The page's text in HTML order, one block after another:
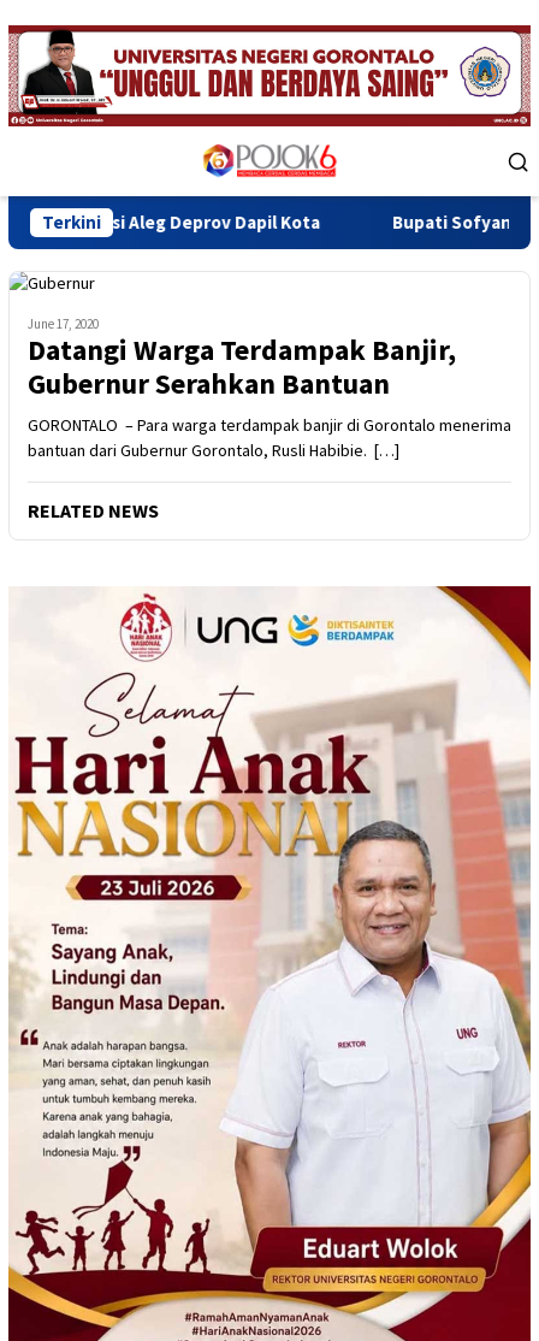
Skip
to
content
Menu
Terkini
Aleg Deprov Dapil Kota Bupati Sofyan Teken MoU
June 17, 2020
Datangi Warga Terdampak Banjir,
Gubernur Serahkan Bantuan
GORONTALO – Para warga terdampak banjir di Gorontalo menerima
bantuan dari Gubernur Gorontalo, Rusli Habibie. […]
RELATED NEWS